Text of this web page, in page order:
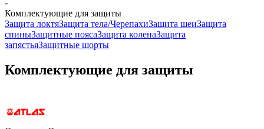
-
Комплектующие для защиты
Защита локтяЗащита тела/ЧерепахиЗащита шеиЗащита
спиныЗащитные поясаЗащита коленаЗащита
запястьяЗащитные шорты
Комплектующие для защиты